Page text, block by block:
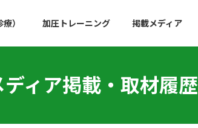
） 加圧トレーニング 掲載メディア
ディア掲載・取材履歴